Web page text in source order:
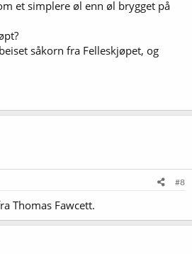
et simplere øl enn øl brygget på
såkorn fra Felleskjøpet, og
#8
Thomas Fawcett.